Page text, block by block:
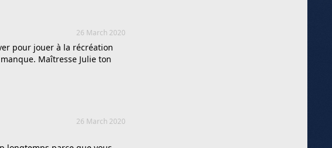
26 March 2020
pour jouer à la récréation
Maîtresse Julie ton
26 March 2020